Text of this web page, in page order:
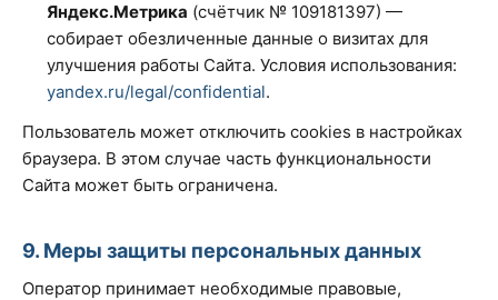
Яндекс.Метрика (счётчик № 109181397) —
собирает обезличенные данные о визитах для
улучшения работы Сайта. Условия использования:
yandex.ru/legal/confidential.
Пользователь может отключить cookies в настройках
браузера. В этом случае часть функциональности
Сайта может быть ограничена.
9. Меры защиты персональных данных
Оператор принимает необходимые правовые,